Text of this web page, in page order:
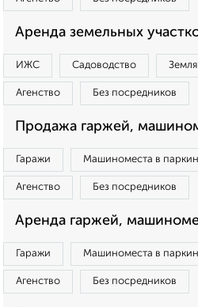
Аренда земельных
ИЖС Садоводство
Агенство Без посредников
Продажа гаржей,
Гаражи Машиноместа в
Агенство Без посредников
Аренда гаржей,
Гаражи Машиноместа в
Агенство Без посредников